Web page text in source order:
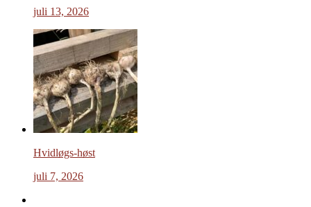
juli 13, 2026
Hvidløgs-høst
juli 7, 2026